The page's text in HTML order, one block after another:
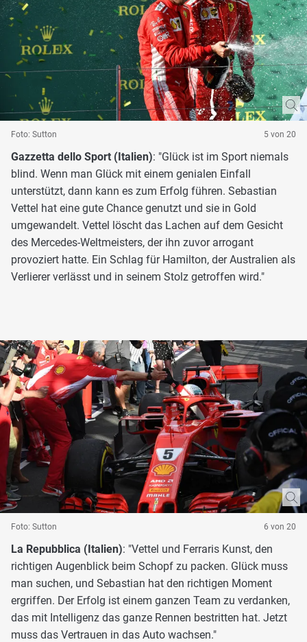
Foto: Sutton 5 von 20
Gazzetta dello Sport (Italien): "Glück ist im Sport niemals
blind. Wenn man Glück mit einem genialen Einfall
unterstützt, dann kann es zum Erfolg führen. Sebastian
Vettel hat eine gute Chance genutzt und sie in Gold
umgewandelt. Vettel löscht das Lachen auf dem Gesicht
des Mercedes-Weltmeisters, der ihn zuvor arrogant
provoziert hatte. Ein Schlag für Hamilton, der Australien als
Verlierer verlässt und in seinem Stolz getroffen wird."
Foto: Sutton 6 von 20
La Repubblica (Italien): "Vettel und Ferraris Kunst, den
richtigen Augenblick beim Schopf zu packen. Glück muss
man suchen, und Sebastian hat den richtigen Moment
ergriffen. Der Erfolg ist einem ganzen Team zu verdanken,
das mit Intelligenz das ganze Rennen bestritten hat. Jetzt
muss das Vertrauen in das Auto wachsen."